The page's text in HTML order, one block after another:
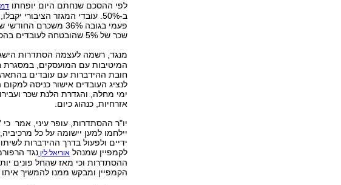
לפי ההסכם שנחתם היום יופחתו
ב-50%. עובדי המגזר
פעמי בגובה 36%
שכר של 5% שהובטחה לעובדים בהסכמים קודמים וינוכה מתוספת השכר העתידית.
מנגד, רשמה לעצמה הסתדרות
המיטיבות עם המועסקים, במסגרת
חובת ההידברות עם עובדים
לנציג העובדים אישור כניסה
ימי מחלה, והגדרת הלנת שכר
אזרחיות, כנהוג כיום.
יו"ר ההסתדרות, עופר עיני, אמר
יילחמו למען יישומה על כל
ידיים ולפעול בדרך ההידברות
לקמפיין שמנהל אוריאל לין נגד
ההסתדרות וכי מאז שהחל פונים
הקמפיין ומבקש ממנו להמשיך